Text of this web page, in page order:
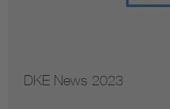
DKE News 2023